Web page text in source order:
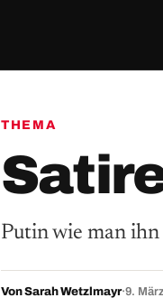
THEMA
Putin wie man
Von Sarah Wetzlmayr·9.